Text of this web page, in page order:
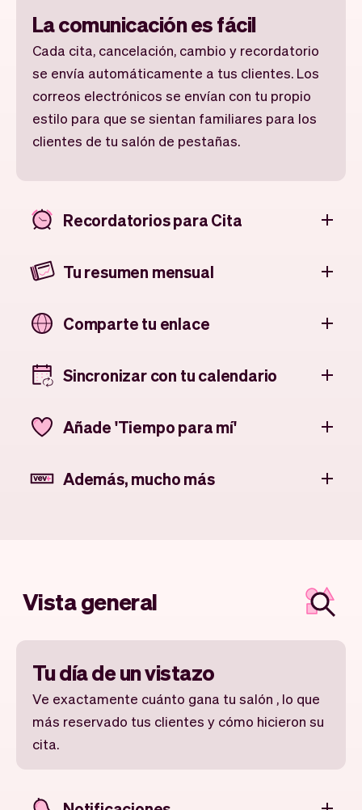
La comunicación es fácil
Cada cita, cancelación, cambio y recordatorio
se envía automáticamente a tus clientes. Los
correos electrónicos se envían con tu propio
estilo para que se sientan familiares para los
clientes de tu salón de pestañas.
Recordatorios para Cita
Tu resumen mensual
Comparte tu enlace
Sincronizar con tu calendario
Añade 'Tiempo para mí'
Además, mucho más
Vista general
Tu día de un vistazo
Ve exactamente cuánto gana tu salón , lo que
más reservado tus clientes y cómo hicieron su
cita.